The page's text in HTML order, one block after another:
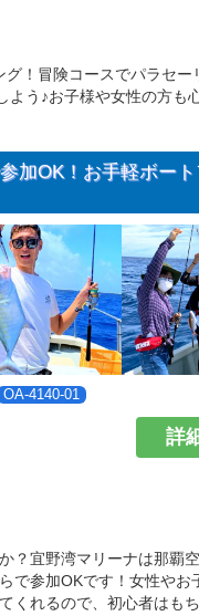
！冒険コースでパラセー
よう♪お子様や女性の方も
加OK！お手軽ボー
OA-4140-01
詳
？宜野湾マリーナは那覇
で参加OKです！女性やお
くれるので、初心者はも